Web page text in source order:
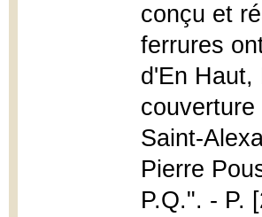
conçu et
ferrures
d'En Haut,
Saint-
Pierre
P.Q.". - P.